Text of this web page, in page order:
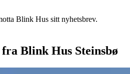
Blink Hus sitt nyhetsbrev.
Blink Hus Steinsbø